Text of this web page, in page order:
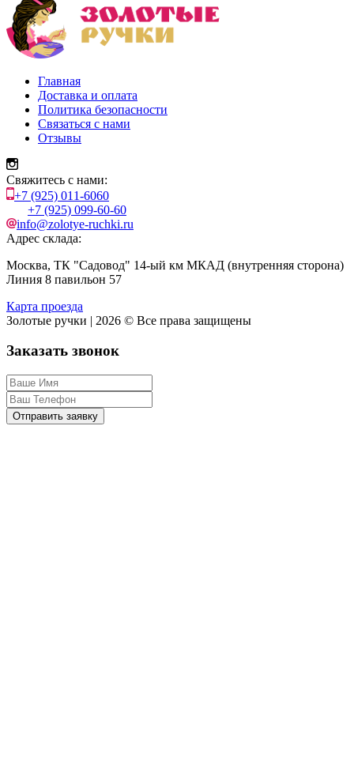
Главная
Доставка и оплата
Политика безопасности
Связаться с нами
Отзывы
Свяжитесь с нами:
+7 (925) 011-6060
+7 (925) 099-60-60
info@zolotye-ruchki.ru
Адрес склада:
Москва, ТК "Садовод" 14-ый км МКАД (внутренняя сторона)
Линия 8 павильон 57
Карта проезда
Золотые ручки | 2026 © Все права защищены
Заказать звонок
Отправить заявку